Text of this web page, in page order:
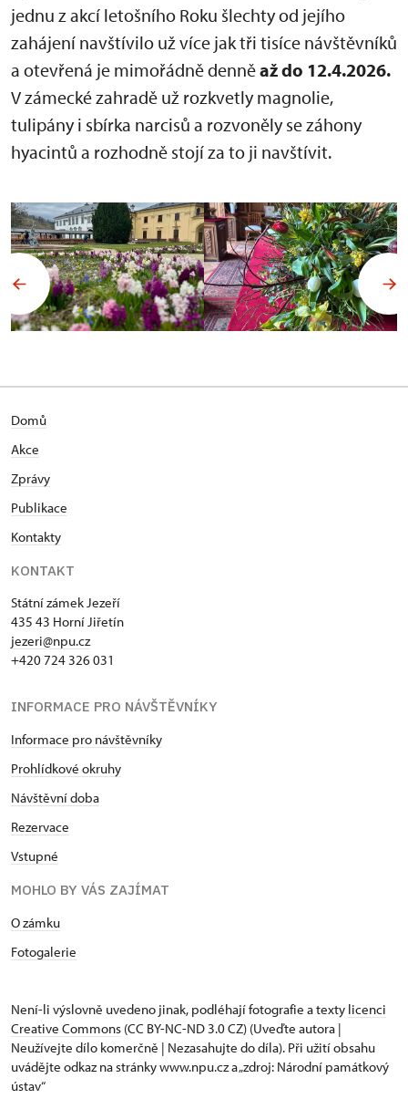
jednu z akcí letošního Roku šlechty od jejího
zahájení navštívilo už více jak tři tisíce návštěvníků
a otevřená je mimořádně denněaž do 12.4.2026.
V zámecké zahradě už rozkvetly magnolie,
tulipány i sbírka narcisů a rozvoněly se záhony
hyacintů a rozhodně stojí za to ji navštívit.
Domů
Akce
Zprávy
Publikace
Kontakty
KONTAKT
Státní zámek Jezeří
435 43 Horní Jiřetín
jezeri@npu.cz
+420 724 326 031
INFORMACE PRO NÁVŠTĚVNÍKY
Informace pro návštěvníky
Prohlídkové okruhy
Návštěvní doba
Rezervace
Vstupné
MOHLO BY VÁS ZAJÍMAT
O zámku
Fotogalerie
Není-li výslovně uvedeno jinak, podléhají fotografie a texty licenci
Creative Commons (CC BY-NC-ND 3.0 CZ) (Uveďte autora |
Neužívejte dílo komerčně | Nezasahujte do díla). Při užití obsahu
uvádějte odkaz na stránky www.npu.cz a „zdroj: Národní památkový
ústav“